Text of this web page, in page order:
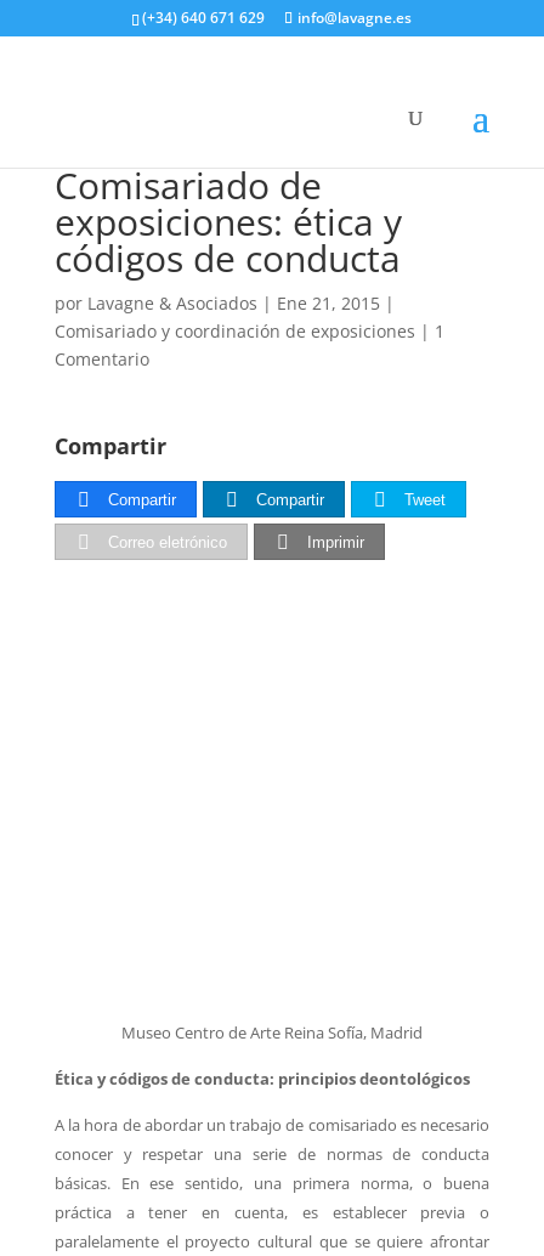
(+34) 640 671 629 info@lavagne.es
Comisariado de
exposiciones: ética y
códigos de conducta
por Lavagne & Asociados | Ene 21, 2015|
Comisariado y coordinación de exposiciones | 1
Comentario
Compartir
Compartir Compartir Tweet
Correo eletrónico Imprimir
Museo Centro de Arte Reina Sofía, Madrid
Ética y códigos de conducta: principios deontológicos
A la hora de abordar un trabajo de comisariado es necesario
conocer y respetar una serie de normas de conducta
básicas. En ese sentido, una primera norma, o buena
práctica a tener en cuenta, es establecer previa o
paralelamente el proyecto cultural que se quiere afrontar